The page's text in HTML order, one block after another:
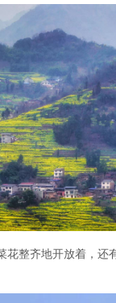
花整齐地开放着，还